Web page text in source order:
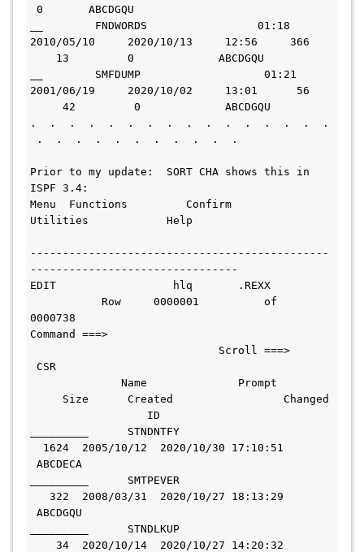
0       ABCDGQU
__        FNDWORDS                 01:18
2010/05/10     2020/10/13     12:56     366
13         0             ABCDGQU
__        SMFDUMP                   01:21
2001/06/19     2020/10/02     13:01      56
42         0             ABCDGQU
.  .  .  .  .  .  .  .  .  .  .  .  .  .  .  .
.  .  .  .  .  .  .  .  .  .  .
Prior to my update:  SORT CHA shows this in
ISPF 3.4:
Menu  Functions         Confirm
Utilities            Help
----------------------------------------------
--------------------------------
EDIT                  hlq       .REXX
Row     0000001          of
0000738
Command ===>
Scroll ===>
CSR
Name              Prompt
Size      Created                 Changed
ID
_________      STNDNTFY
1624  2005/10/12  2020/10/30 17:10:51
ABCDECA
_________      SMTPEVER
322  2008/03/31  2020/10/27 18:13:29
ABCDGQU
_________      STNDLKUP
34  2020/10/14  2020/10/27 14:20:32